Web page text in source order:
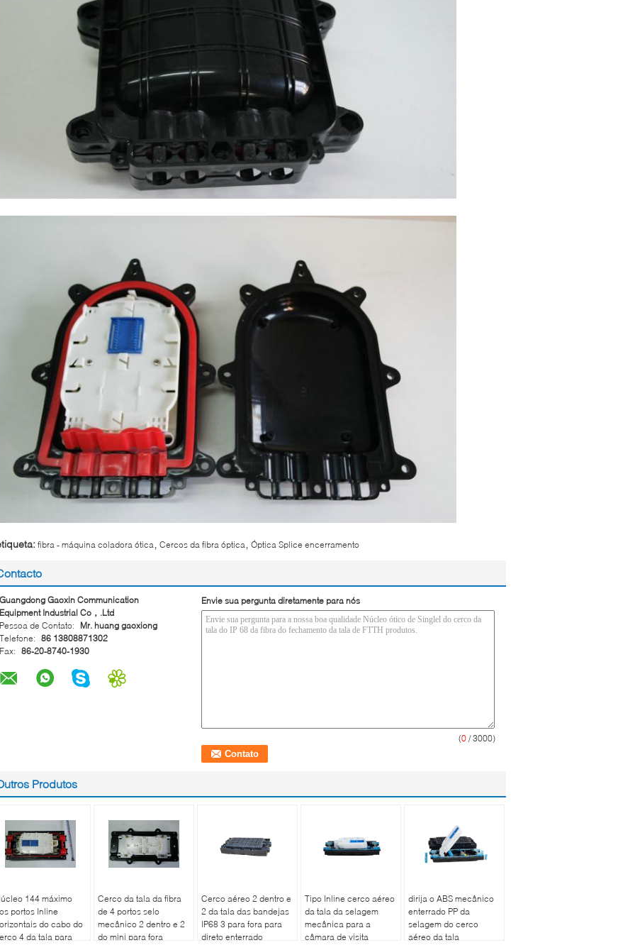
fibra - máquina coladora ótica Cercos da fibra óptica Óptica Splice encerramento
Guangdong Gaoxin Communication
Equipment Industrial Co，.Ltd
Pessoa de Contato:
Mr. huang gaoxiong
Telefone: 86 13808871302
Fax: 86-20-8740-1930
Envie sua pergunta diretamente para nós
(0 / 3000)
Produtos
144 máximo
portos Inline
do cabo do
4 da tala para
Cerco da tala da fibra
de 4 portos selo
mecânico 2 dentro e 2
do mini para fora
Cerco aéreo 2 dentro e
2 da tala das bandejas
IP68 3 para fora para
direto enterrado
Tipo Inline cerco aéreo
da tala da selagem
mecânica para a
câmara de visita
dirija o ABS mecânico
enterrado PP da
selagem do cerco
aéreo da tala